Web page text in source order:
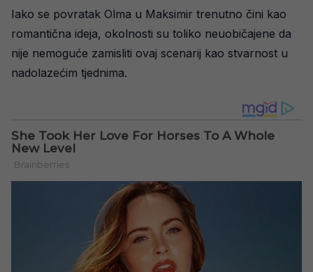
Iako se povratak Olma u Maksimir trenutno čini kao
romantična ideja, okolnosti su toliko neuobičajene da
nije nemoguće zamisliti ovaj scenarij kao stvarnost u
nadolazećim tjednima.